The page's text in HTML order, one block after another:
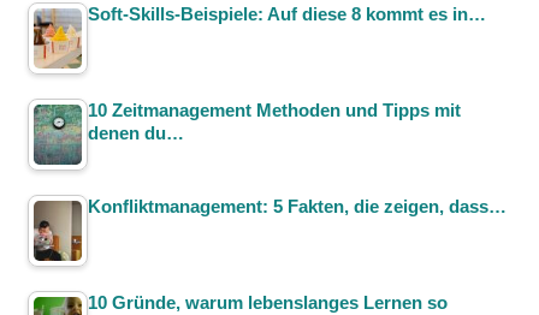
Soft-Skills-Beispiele: Auf diese 8 kommt es in…
10 Zeitmanagement Methoden und Tipps mit
denen du…
Konfliktmanagement: 5 Fakten, die zeigen, dass…
10 Gründe, warum lebenslanges Lernen so